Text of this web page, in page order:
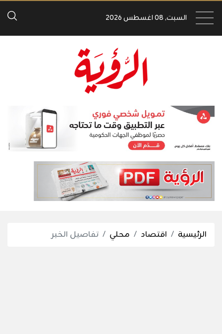
السبت, 08 اغسطس 2026
الرئيسية اقتصاد محلي تفاصيل الخبر